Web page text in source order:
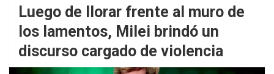
Luego de llorar frente al muro de
los lamentos, Milei brindó un
discurso cargado de violencia